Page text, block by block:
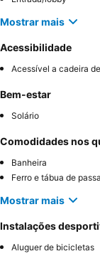
Mostrar mais
Acessibilidade
Acessível a cadeira
Bem-estar
Solário
Comodidades nos
Banheira
Ferro e tábua de
Mostrar mais
Instalações
Aluguer de bicicletas